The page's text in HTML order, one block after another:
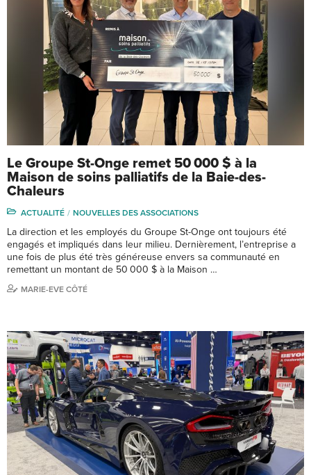
Le Groupe St-Onge remet 50 000 $ à la
Maison de soins palliatifs de la Baie-des-
Chaleurs
ACTUALITÉ NOUVELLES DES ASSOCIATIONS
La direction et les employés du Groupe St-Onge ont toujours été
engagés et impliqués dans leur milieu. Dernièrement, l’entreprise a
une fois de plus été très généreuse envers sa communauté en
remettant un montant de 50 000 $ à la Maison …
MARIE-EVE CÔTÉ